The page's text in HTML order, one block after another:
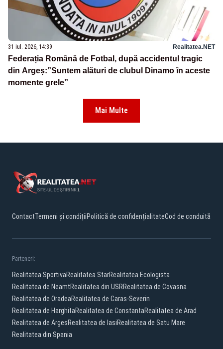
31 iul. 2026, 14:39 Realitatea.NET
Federația Română de Fotbal, după accidentul tragic
din Argeș:”Suntem alături de clubul Dinamo în aceste
momente grele”
Mai Multe
ContactTermeni și condițiiPolitică de confidențialitateCod de conduită
Parteneri:
Realitatea SportivaRealitatea StarRealitatea Ecologista
Realitatea de NeamtRealitatea din USRRealitatea de Covasna
Realitatea de OradeaRealitatea de Caras-Severin
Realitatea de HarghitaRealitatea de ConstantaRealitatea de Arad
Realitatea de ArgesRealitatea de IasiRealitatea de Satu Mare
Realitatea din Spania